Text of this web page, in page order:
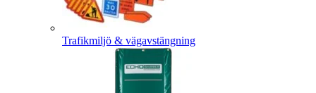
Trafikmiljö & vägavstängning